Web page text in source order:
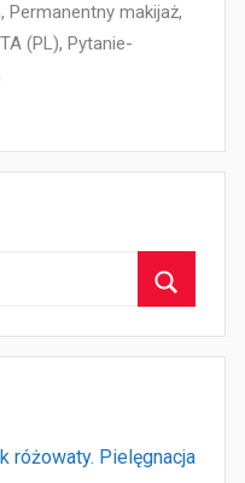
, Permanentny makijaż,
(PL), Pytanie-
różowaty. Pielęgnacja